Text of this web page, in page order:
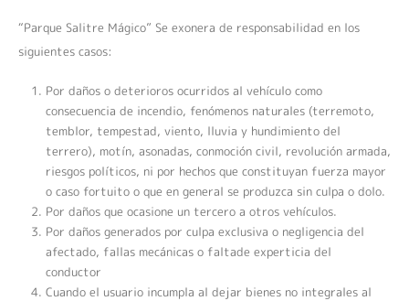
“Parque Salitre Mágico” Se exonera de responsabilidad en los
siguientes casos:
Por daños o deterioros ocurridos al vehículo como
consecuencia de incendio, fenómenos naturales (terremoto,
temblor, tempestad, viento, lluvia y hundimiento del
terrero), motín, asonadas, conmoción civil, revolución armada,
riesgos políticos, ni por hechos que constituyan fuerza mayor
o caso fortuito o que en general se produzca sin culpa o dolo.
Por daños que ocasione un tercero a otros vehículos.
Por daños generados por culpa exclusiva o negligencia del
afectado, fallas mecánicas o faltade experticia del
conductor
Cuando el usuario incumpla al dejar bienes no integrales al